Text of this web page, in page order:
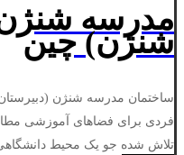
مدرسه شنژن
شنژن) چین
ساختمان مدرسه شنژن
فردی برای فضاهای آموزشی
تلاش شده جو یک محیط